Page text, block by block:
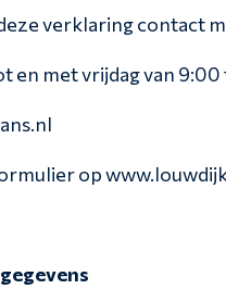
verklaring contact
en met vrijdag van
op